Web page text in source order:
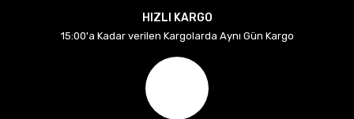
HIZLI KARGO
15:00'a Kadar verilen Kargolarda Aynı Gün Kargo